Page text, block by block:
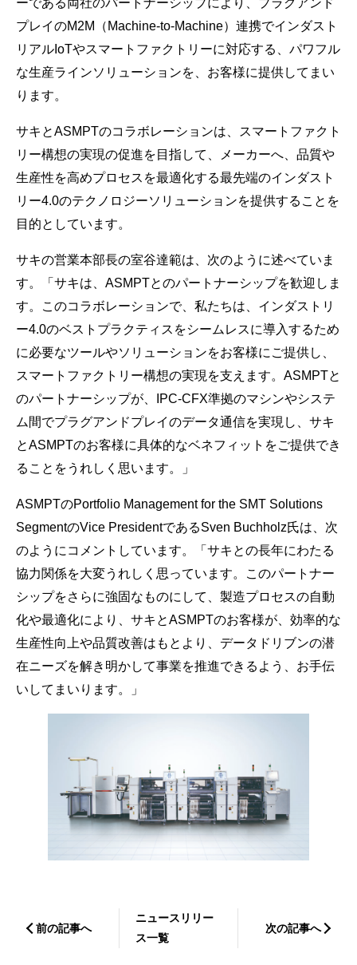
ーである両社のパートナーシップにより、プラグアンド
プレイのM2M（Machine-to-Machine）連携でインダスト
リアルIoTやスマートファクトリーに対応する、パワフル
な生産ラインソリューションを、お客様に提供してまい
ります。
サキとASMPTのコラボレーションは、スマートファクト
リー構想の実現の促進を目指して、メーカーへ、品質や
生産性を高めプロセスを最適化する最先端のインダスト
リー4.0のテクノロジーソリューションを提供することを
目的としています。
サキの営業本部長の室谷達範は、次のように述べていま
す。「サキは、ASMPTとのパートナーシップを歓迎しま
す。このコラボレーションで、私たちは、インダストリ
ー4.0のベストプラクティスをシームレスに導入するため
に必要なツールやソリューションをお客様にご提供し、
スマートファクトリー構想の実現を支えます。ASMPTと
のパートナーシップが、IPC-CFX準拠のマシンやシステ
ム間でプラグアンドプレイのデータ通信を実現し、サキ
とASMPTのお客様に具体的なベネフィットをご提供でき
ることをうれしく思います。」
ASMPTのPortfolio Management for the SMT Solutions
SegmentのVice PresidentであるSven Buchholz氏は、次
のようにコメントしています。「サキとの長年にわたる
協力関係を大変うれしく思っています。このパートナー
シップをさらに強固なものにして、製造プロセスの自動
化や最適化により、サキとASMPTのお客様が、効率的な
生産性向上や品質改善はもとより、データドリブンの潜
在ニーズを解き明かして事業を推進できるよう、お手伝
いしてまいります。」
前の記事へ
ニュースリリー
ス一覧
次の記事へ